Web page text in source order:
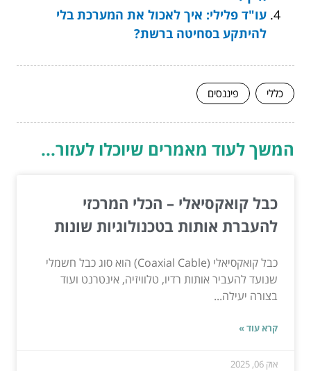
עו"ד פלילי: איך לאכול את המערכת בלי
להיתקע בסחיטה ברשת?
כללי פיננסים
המשך לעוד מאמרים שיוכלו לעזור...
כבל קואקסיאלי – הכלי המרכזי
להעברת אותות בטכנולוגיות שונות
כבל קואקסיאלי (Coaxial Cable) הוא סוג כבל חשמלי
שנועד להעביר אותות רדיו, טלוויזיה, אינטרנט ועוד
בצורה יעילה...
קרא עוד »
אוק 06, 2025